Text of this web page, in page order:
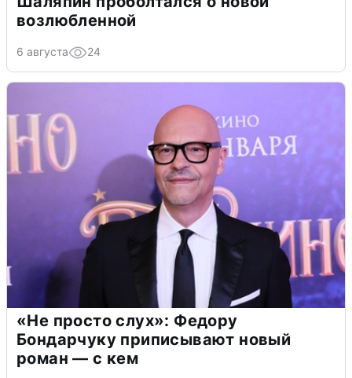
возлюбленной
6 августа 24
«Не просто слух»: Федору
Бондарчуку приписывают новый
роман — с кем